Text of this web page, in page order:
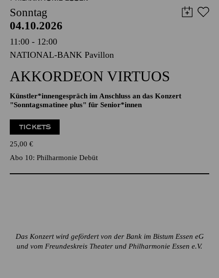
Sonntag
04.10.2026
11:00 - 12:00
NATIONAL-BANK Pavillon
AKKORDEON VIRTUOS
Künstler*innengespräch im Anschluss an das Konzert
"Sonntagsmatinee plus" für Senior*innen
TICKETS
25,00 €
Abo 10: Philharmonie Debüt
Das Konzert wird gefördert von der Bank im Bistum Essen eG
und vom Freundeskreis Theater und Philharmonie Essen e.V.